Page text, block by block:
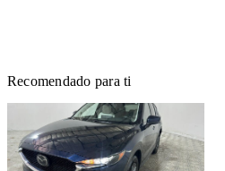
Recomendado para ti